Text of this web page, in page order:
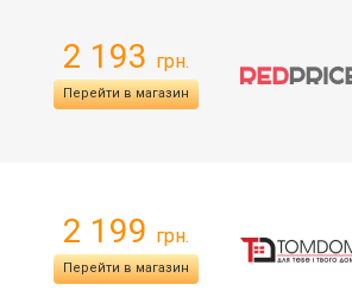
2 193 грн.
Перейти в магазин
2 199 грн.
Перейти в магазин